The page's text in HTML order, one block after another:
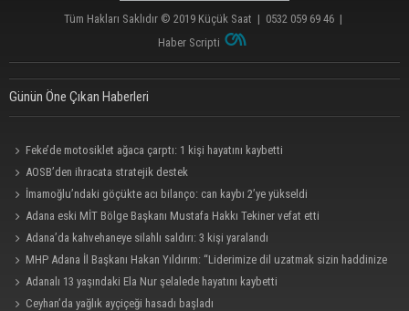
Tüm Hakları Saklıdır © 2019 Küçük Saat | 0532 059 69 46 |
Haber Scripti
Günün Öne Çıkan Haberleri
Feke’de motosiklet ağaca çarptı: 1 kişi hayatını kaybetti
AOSB’den ihracata stratejik destek
İmamoğlu’ndaki göçükte acı bilanço: can kaybı 2’ye yükseldi
Adana eski MİT Bölge Başkanı Mustafa Hakkı Tekiner vefat etti
Adana’da kahvehaneye silahlı saldırı: 3 kişi yaralandı
MHP Adana İl Başkanı Hakan Yıldırım: “Liderimize dil uzatmak sizin haddinize
değildir”
Adanalı 13 yaşındaki Ela Nur şelalede hayatını kaybetti
Ceyhan’da yağlık ayçiçeği hasadı başladı